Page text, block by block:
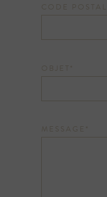
CODE POSTAL
OBJET*
MESSAGE*